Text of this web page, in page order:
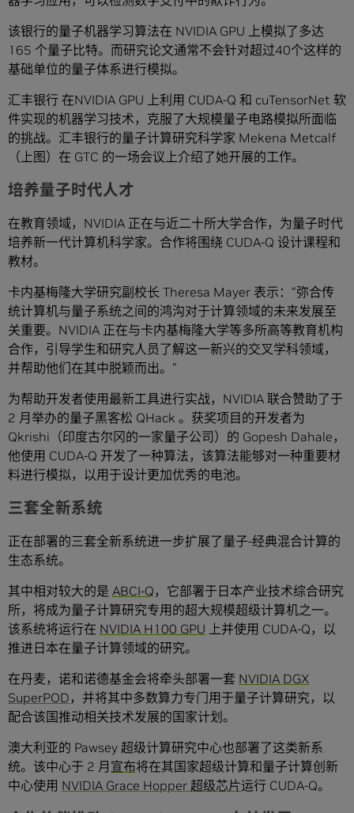
该银行的量子机器学习算法在 NVIDIA GPU 上模拟了多达
165 个量子比特。而研究论文通常不会针对超过40个这样的
基础单位的量子体系进行模拟。
汇丰银行 在NVIDIA GPU 上利用 CUDA-Q 和 cuTensorNet 软
件实现的机器学习技术，克服了大规模量子电路模拟所面临
的挑战。汇丰银行的量子计算研究科学家 Mekena Metcalf
（上图）在 GTC 的一场会议上介绍了她开展的工作。
培养量子时代人才
在教育领域，NVIDIA 正在与近二十所大学合作，为量子时代
培养新一代计算机科学家。合作将围绕 CUDA-Q 设计课程和
教材。
卡内基梅隆大学研究副校长 Theresa Mayer 表示：“弥合传
统计算机与量子系统之间的鸿沟对于计算领域的未来发展至
关重要。NVIDIA 正在与卡内基梅隆大学等多所高等教育机构
合作，引导学生和研究人员了解这一新兴的交叉学科领域，
并帮助他们在其中脱颖而出。”
为帮助开发者使用最新工具进行实战，NVIDIA 联合赞助了于
2 月举办的量子黑客松 QHack 。获奖项目的开发者为
Qkrishi（印度古尔冈的一家量子公司）的 Gopesh Dahale，
他使用 CUDA-Q 开发了一种算法，该算法能够对一种重要材
料进行模拟，以用于设计更加优秀的电池。
三套全新系统
正在部署的三套全新系统进一步扩展了量子-经典混合计算的
生态系统。
其中相对较大的是 ABCI-Q，它部署于日本产业技术综合研究
所，将成为量子计算研究专用的超大规模超级计算机之一。
该系统将运行在 NVIDIA H100 GPU 上并使用 CUDA-Q，以
推进日本在量子计算领域的研究。
在丹麦，诺和诺德基金会将牵头部署一套 NVIDIA DGX
SuperPOD，并将其中多数算力专门用于量子计算研究，以
配合该国推动相关技术发展的国家计划。
澳大利亚的 Pawsey 超级计算研究中心也部署了这类新系
统。该中心于 2 月 宣布将在其国家超级计算和量子计算创新
中心使用 NVIDIA Grace Hopper 超级芯片运行 CUDA-Q。